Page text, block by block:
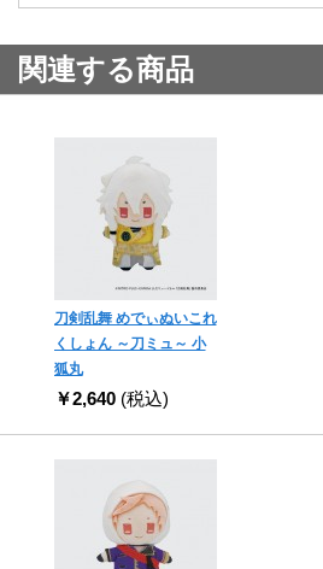
関連する商品
刀剣乱舞 めでぃぬいこれ
くしょん ～刀ミュ～ 小
狐丸
￥2,640 (税込)